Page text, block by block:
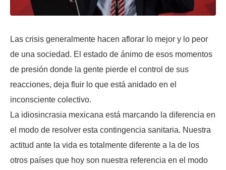
Las crisis generalmente hacen aflorar lo mejor y lo peor
de una sociedad. El estado de ánimo de esos momentos
de presión donde la gente pierde el control de sus
reacciones, deja fluir lo que está anidado en el
inconsciente colectivo.
La idiosincrasia mexicana está marcando la diferencia en
el modo de resolver esta contingencia sanitaria. Nuestra
actitud ante la vida es totalmente diferente a la de los
otros países que hoy son nuestra referencia en el modo